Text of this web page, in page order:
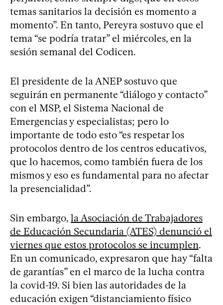
temas sanitarios la decisión es momento a
momento”. En tanto, Pereyra sostuvo que el
tema “se podría tratar” el miércoles, en la
sesión semanal del Codicen.
El presidente de la ANEP sostuvo que
seguirán en permanente “diálogo y contacto”
con el MSP, el Sistema Nacional de
Emergencias y especialistas; pero lo
importante de todo esto “es respetar los
protocolos dentro de los centros educativos,
que lo hacemos, como también fuera de los
mismos y eso es fundamental para no afectar
la presencialidad”.
Sin embargo, la Asociación de Trabajadores
de Educación Secundaria (ATES) denunció el
viernes que estos protocolos se incumplen.
En un comunicado, expresaron que hay “falta
de garantías” en el marco de la lucha contra
la covid-19. Si bien las autoridades de la
educación exigen “distanciamiento físico